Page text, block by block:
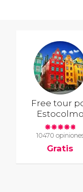
Free tour
Estocolmo
10470
Gratis